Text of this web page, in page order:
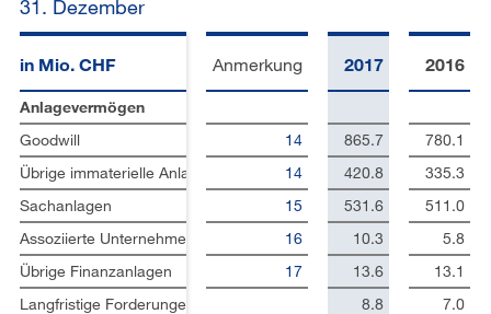
Fokus
Lagebericht
Nachhaltige Entwicklung
Corporate Governance
Vergütungsbericht
Finanzberichterstattung
Downloads
31. Dezember
Anmerkung 2017 2016
14 865.7
780.1
14
420.8
335.3
15
531.6
511.0
16
10.3
5.8
17
13.6
13.1
8.8
7.0
in Mio. CHF
Anlagevermögen
Goodwill
Übrige immaterielle Anlagen
Sachanlagen
Assoziierte Unternehmen
Übrige Finanzanlagen
Langfristige Forderungen